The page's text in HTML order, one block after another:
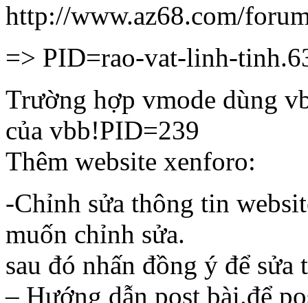
http://www.az68.com/
=> PID=rao-vat-linh-
Trường hợp vmode dùng
của vbb!PID=239
Thêm website xenforo:
-Chỉnh sửa thông tin
muốn chỉnh sửa.
sau đó nhấn đồng ý để sửa
– Hướng dẫn post bài.để